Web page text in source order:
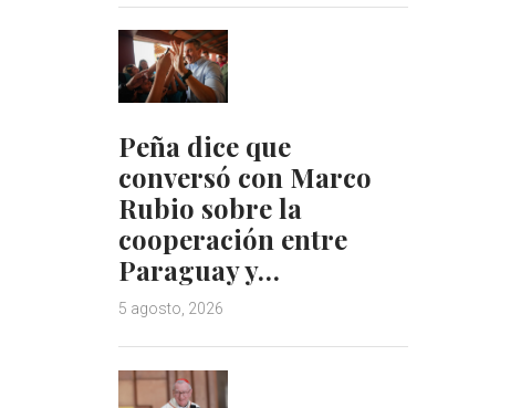
Peña dice que
conversó con Marco
Rubio sobre la
cooperación entre
Paraguay y…
5 agosto, 2026